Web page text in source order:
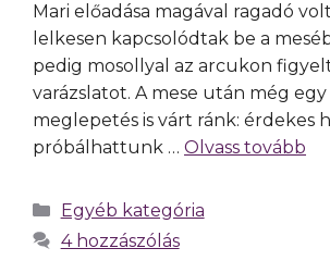
Mari előadása magával ragadó
lelkesen kapcsolódtak be a
pedig mosollyal az arcukon
varázslatot. A mese után még
meglepetés is várt ránk: érdekes
próbálhattunk … Olvass tovább
Egyéb kategória
4 hozzászólás